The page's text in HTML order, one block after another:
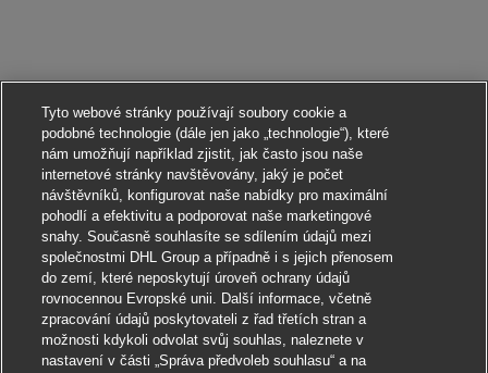
Tyto webové stránky používají soubory cookie a
podobné technologie (dále jen jako „technologie“), které
nám umožňují například zjistit, jak často jsou naše
internetové stránky navštěvovány, jaký je počet
návštěvníků, konfigurovat naše nabídky pro maximální
pohodlí a efektivitu a podporovat naše marketingové
snahy. Současně souhlasíte se sdílením údajů mezi
společnostmi DHL Group a případně i s jejich přenosem
do zemí, které neposkytují úroveň ochrany údajů
rovnocennou Evropské unii. Další informace, včetně
zpracování údajů poskytovateli z řad třetích stran a
možnosti kdykoli odvolat svůj souhlas, naleznete v
nastavení v části „Správa předvoleb souhlasu“ a na